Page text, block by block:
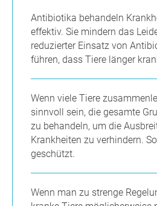
Antibiotika behandeln
effektiv. Sie mindern das
reduzierter Einsatz von
führen, dass Tiere länger
Wenn viele Tiere
sinnvoll sein, die gesamte
zu behandeln, um die
Krankheiten zu verhindern.
geschützt.
Wenn man zu strenge